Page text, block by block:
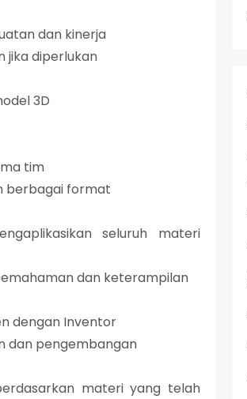
dan kinerja
jika diperlukan
3D
tim
berbagai format
seluruh materi
dan keterampilan
dengan Inventor
dan pengembangan
materi yang telah